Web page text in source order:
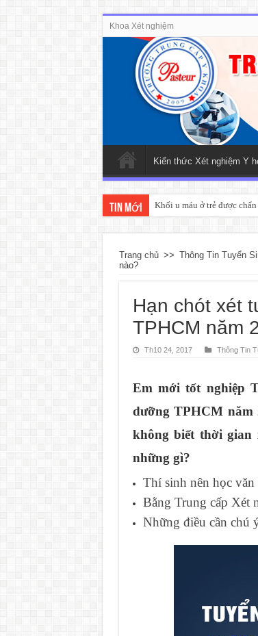
Khoa Xét nghiệm
Kiến thức Xét nghiệm Y
Tin mới Khối u máu ở trẻ được
Trang chủ >> Thông Tin Tuyển
nào?
Hạn chót xét
TPHCM năm
Th10 24, 2017 Thông Tin
Em mới tốt nghiệp
dưỡng TPHCM
không biết thời gian
những gì?
Thí sinh nên học
Bằng Trung cấp Xét
Những điều cần chú